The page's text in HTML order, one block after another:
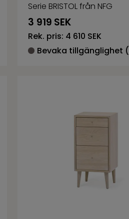
Serie BRISTOL från NFG
3 919 SEK
Rek. pris: 4 610 SEK